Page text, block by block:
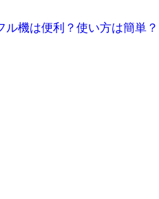
ル機は便利？使い方は簡単？